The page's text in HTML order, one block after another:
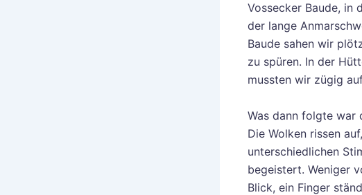
Vossecker Baude, in
der lange
Baude sahen wir
zu spüren. In der
mussten wir zügig
Was dann folgte war
Die Wolken rissen
unterschiedlichen
begeistert. Weniger
Blick, ein Finger